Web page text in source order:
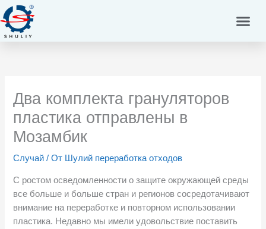
Перейти
к
содержимому
Два комплекта грануляторов
пластика отправлены в
Мозамбик
Случай / От Шулий переработка отходов
С ростом осведомленности о защите окружающей среды
все больше и больше стран и регионов сосредотачивают
внимание на переработке и повторном использовании
пластика. Недавно мы имели удовольствие поставить